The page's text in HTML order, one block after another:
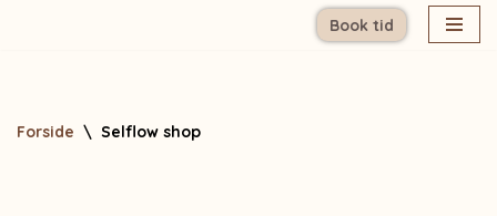
indhold
Book tid
Forside \ Selflow shop